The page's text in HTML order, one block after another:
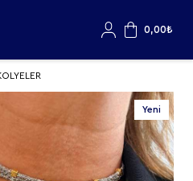
0,00₺
Yeni